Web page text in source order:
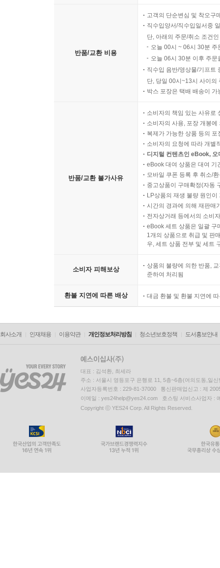
반품/교환 비용
고객의 단순변심 및 착오구
직수입양서/직수입일서중
단, 아래의 주문/취소 조건
오늘 00시 ~ 06시 30분
오늘 06시 30분 이후 주
직수입 음반/영상물/기프트
단, 당일 00시~13시 사이의
박스 포장은 택배 배송이
반품/교환 불가사유
소비자의 책임 있는 사유로
소비자의 사용, 포장 개봉
복제가 가능한 상품 등의
소비자의 요청에 따라 개별
디지털 컨텐츠인 eBook,
eBook 대여 상품은 대여 기
모바일 쿠폰 등록 후 취소/
중고상품이 구매확정(자동
LP상품의 재생 불량 원인
시간의 경과에 의해 재판매
전자상거래 등에서의 소비
eBook 세트 상품은 일괄 구
1개의 상품으로 취급 및 판
우, 세트 상품 전부 및 세트
소비자 피해보상
상품의 불량에 의한 반품,
준하여 처리됨
환불 지연에 따른 배상 대금 환불 및 환불 지연에
회사소개 인재채용 이용약관 개인정보처리방침 청소년보호정책 도서홍보안내
대표 : 김석환, 최세라
주소 : 서울시 영등포구 은행로 11, 5층~6층(여의도동,일신
사업자등록번호 : 229-81-37000 통신판매업신고 : 제
이메일 : yes24help@yes24.com 호스팅 서비스사업자 :
Copyright ⓒ YES24 Corp. All Rights Reserved.